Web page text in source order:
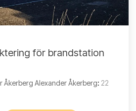
för brandstation
Alexander Åkerberg: 22